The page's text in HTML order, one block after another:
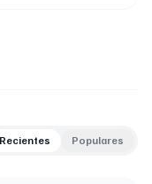
Recientes Populares